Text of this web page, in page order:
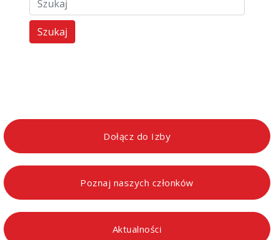
Szukaj
Dołącz do Izby
Poznaj naszych członków
Aktualności